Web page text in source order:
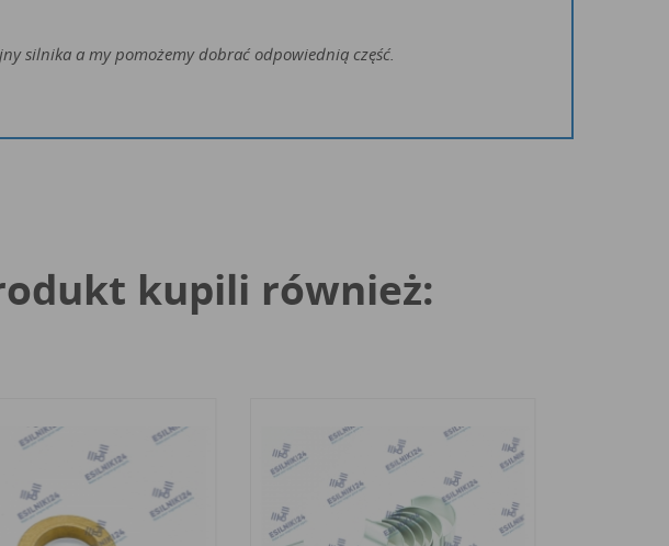
silnika a my pomożemy dobrać odpowiednią część.
kupili również: